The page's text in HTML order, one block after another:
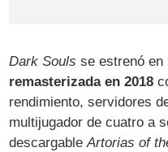
Dark Souls se estrenó
remasterizada en 2018
rendimiento, servidores
multijugador de cuatro a
descargableArtorias of